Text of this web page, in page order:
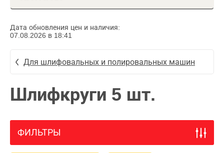
Дата обновления цен и наличия:
07.08.2026 в 18:41
Для шлифовальных и полировальных машин
Шлифкруги 5 шт.
ФИЛЬТРЫ